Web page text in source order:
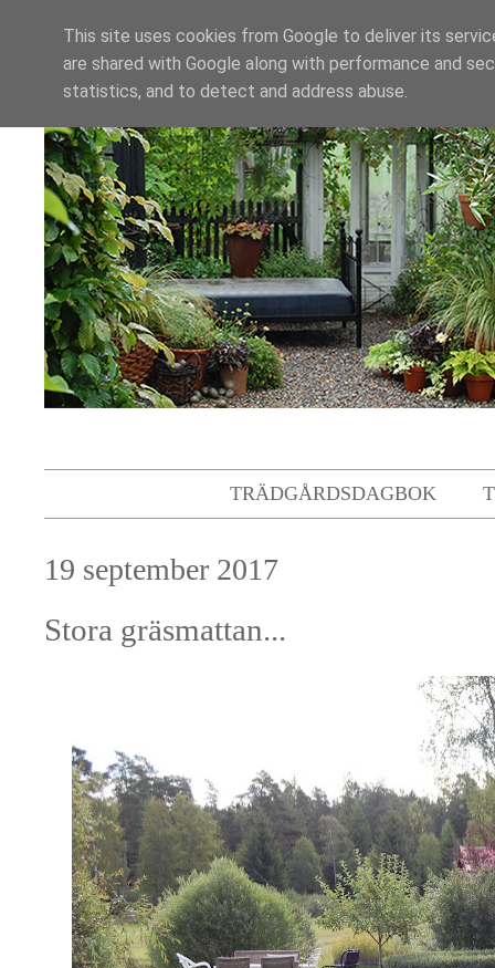
TRÄDGÅRDSDAGBOK
19 september 2017
Stora gräsmattan...
This site uses cookies from Google to deliver its
are shared with Google along with performance and
statistics, and to detect and address abuse.